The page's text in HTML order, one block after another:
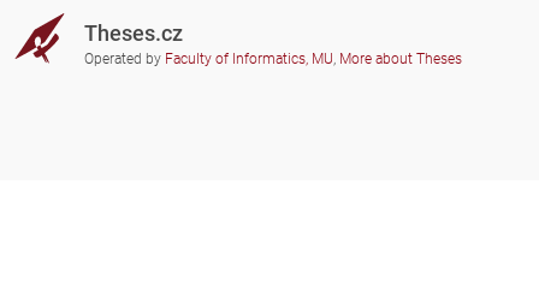
Theses.cz
Operated by Faculty of Informatics, MU, More about Theses